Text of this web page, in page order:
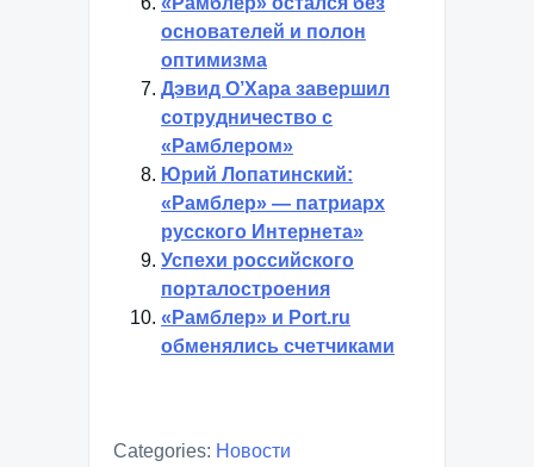
основателей и полон
оптимизма
Дэвид О’Хара завершил
сотрудничество с
«Рамблером»
Юрий Лопатинский:
«Рамблер» — патриарх
русского Интернета»
Успехи российского
порталостроения
«Рамблер» и Port.ru
обменялись счетчиками
Categories: Новости